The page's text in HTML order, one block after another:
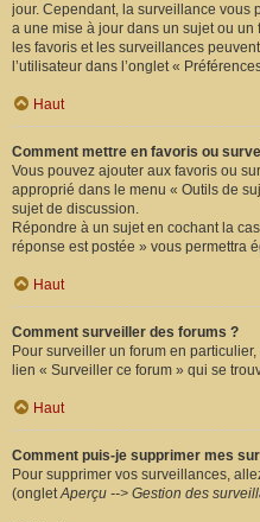
jour. Cependant, la surveillance vous
a une mise à jour dans un sujet ou
les favoris et les surveillances
l’utilisateur dans l’onglet «
Haut
Comment mettre en favoris ou
Vous pouvez ajouter aux favoris ou
approprié dans le menu « Outils de
sujet de discussion.
Répondre à un sujet en cochant la
réponse est postée » vous permettra
Haut
Comment surveiller des forums ?
Pour surveiller un forum en
lien « Surveiller ce forum » qui se
Haut
Comment puis-je supprimer mes
Pour supprimer vos surveillances,
(ongletAperçu --> Gestion des